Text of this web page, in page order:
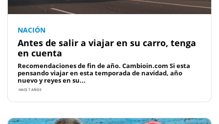
NACIÓN
Antes de salir a viajar en su carro, tenga
en cuenta
Recomendaciones de fin de año. Cambioin.com Si esta
pensando viajar en esta temporada de navidad, año
nuevo y reyes en su...
HACE 7 AÑOS